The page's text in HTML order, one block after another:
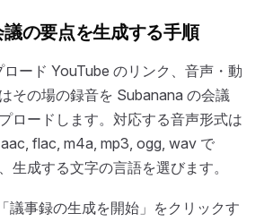
の要点を生成する手順
ード YouTube のリンク、音声・動
その場の録音を Subanana の会議
ロードします。対応する音声形式は
flac, m4a, mp3, ogg, wav で
生成する文字の言語を選びます。
議事録の生成を開始」をクリックす